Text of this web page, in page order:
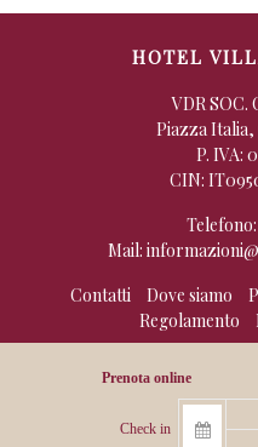
Check in
HOTEL
VDR SOC.
Piazza Italia,
P. IVA:
CIN:
Telefono:
Mail:
Contatti
Dove siamo
Regolamento